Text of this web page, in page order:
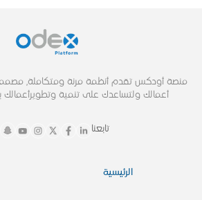
منصة أودكس تقدم أنظمة مرنة ومتكاملة, مصممة
أعمالك ولتساعدك على تنمية وتطويرأعمالك
تابعنا
الرئيسية